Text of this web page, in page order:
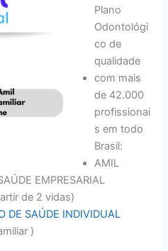
Plano
Odontológi
co de
qualidade
com mais
de 42.000
profissionai
s em todo
Brasil:
AMIL
EMPRESARIAL
de 2 vidas)
DE SAÚDE INDIVIDUAL
)